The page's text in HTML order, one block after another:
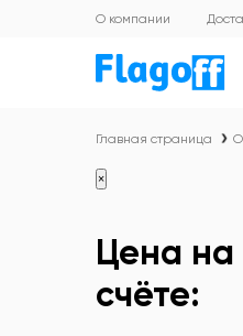
О компании
Главная страница
×
Цена на
счёте: